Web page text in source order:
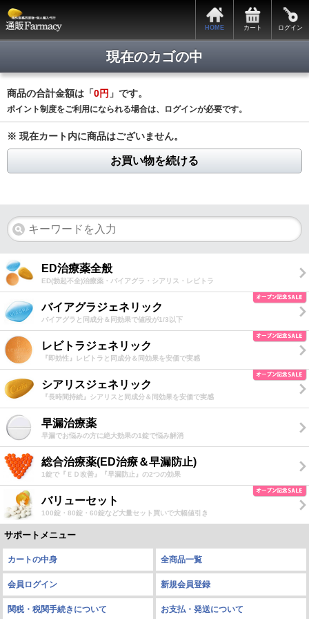
HOME カート ログイン
現在のカゴの中
商品の合計金額は「0円 」です。
ポイント制度をご利用になられる場合は、ログインが必要です。
※ 現在カート内に商品はございません。
お買い物を続ける
ED治療薬全般
ED(勃起不全)治療薬・バイアグラ・シアリス・レビトラ
バイアグラジェネリック
バイアグラと同成分＆同効果で値段が1/3以下
レビトラジェネリック
『即効性』レビトラと同成分＆同効果を安価で実感
シアリスジェネリック
『長時間持続』シアリスと同成分＆同効果を安価で実感
早漏治療薬
早漏でお悩みの方に絶大効果の1錠で悩み解消
総合治療薬(ED治療＆早漏防止)
1錠で『ＥＤ改善』『早漏防止』の2つの効果
バリューセット
100錠・80錠・60錠など大量セット買いで大幅値引き
サポートメニュー
カートの中身 全商品一覧
会員ログイン 新規会員登録
関税・税関手続きについて お支払・発送について